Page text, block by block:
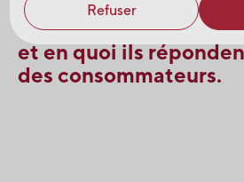
Découvrez
et en quoi ils
des consommateurs.
Refuser